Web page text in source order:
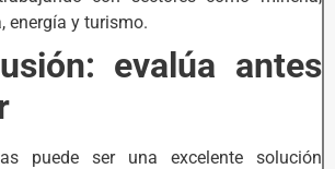
energía y turismo.
evalúa antes
puede ser una excelente solución